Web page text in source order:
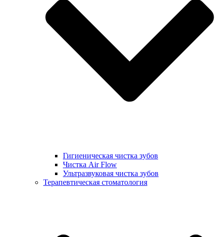
Гигиеническая чистка зубов
Чистка Air Flow
Ультразвуковая чистка зубов
Терапевтическая стоматология